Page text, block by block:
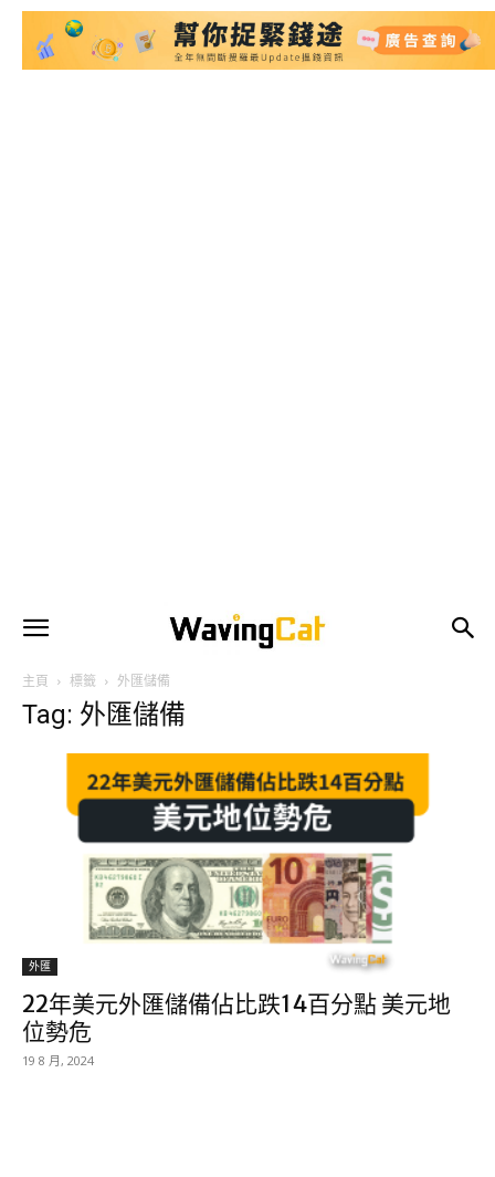
主頁 標籤 外匯儲備
Tag: 外匯儲備
外匯
22年美元外匯儲備佔比跌14百分點 美元地
位勢危
19 8 月, 2024